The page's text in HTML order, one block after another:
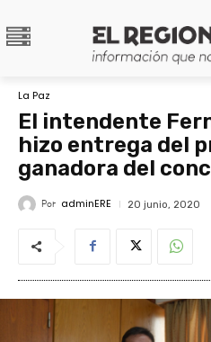
La Paz
El intendente
hizo entrega del
ganadora del
Por adminERE 20 junio, 2020